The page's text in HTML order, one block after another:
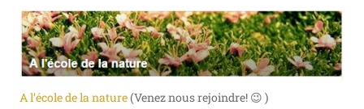
A l’école de la nature(Venez nous rejoindre! 😉 )